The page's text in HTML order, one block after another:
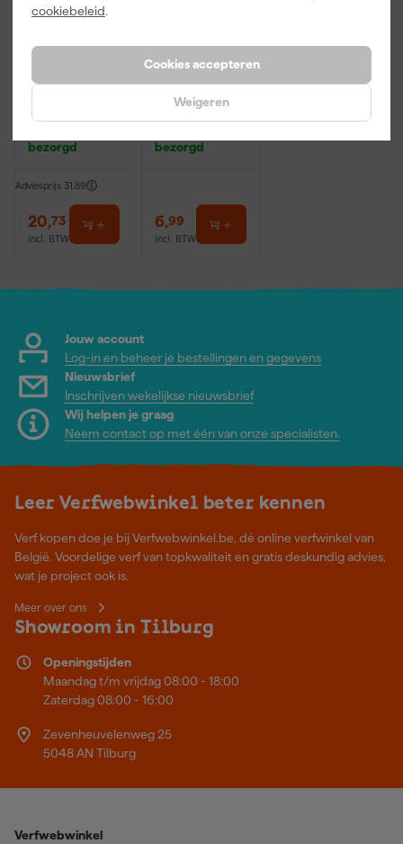
cookiebeleid.
Cookies accepteren
Weigeren
Muurverfset
6-delig
bezorgd
Adviesprijs 31,89
20,73
incl. BTW
Rilly Multi
Ontvetter en
Verfreiniger –
0,5L
bezorgd
6,99
incl. BTW
Jouw account
Log-in en beheer je bestellingen en gegevens
Nieuwsbrief
Inschrijven wekelijkse nieuwsbrief
Wij helpen je graag
Neem contact op met één van onze specialisten.
Leer Verfwebwinkel beter kennen
Verf kopen doe je bij Verfwebwinkel.be, dé online verfwinkel van
België. Voordelige verf van topkwaliteit en gratis deskundig advies,
wat je project ook is.
Meer over ons
Showroom in Tilburg
Openingstijden
Maandag t/m vrijdag 08:00 - 18:00
Zaterdag 08:00 - 16:00
Zevenheuvelenweg 25
5048 AN Tilburg
Verfwebwinkel